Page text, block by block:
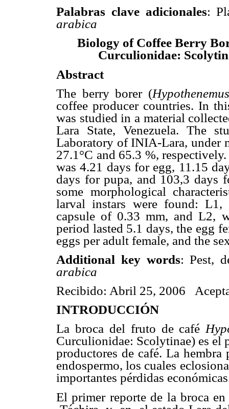
Palabras clave adicionales:
arabica
Biology of Coffee Berry
Curculionidae:
Abstract
The berry borer (
coffee producer countries. In
was studied in a material
Lara State, Venezuela. The
Laboratory of INIA-Lara, under
27.1°C and 65.3 %,
was 4.21 days for egg, 11.15
days for pupa, and 103,3 days
some morphological
larval instars were found:
capsule of 0.33 mm, and L2,
period lasted 5.1 days, the egg
eggs per adult female, and the
Additional key words: Pest,
arabica
Recibido: Abril 25, 2006
INTRODUCCIÓN
La broca del fruto de café
Curculionidae: Scolytinae) es el
productores de café. La
endospermo, los cuales
importantes pérdidas
El primer reporte de la broca